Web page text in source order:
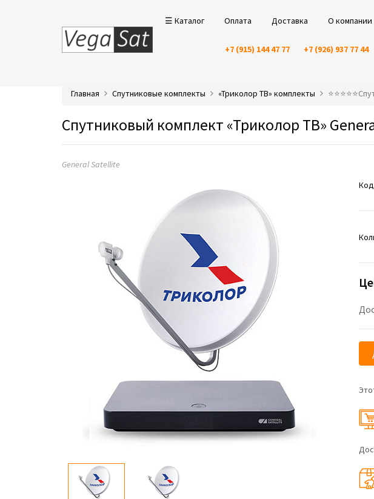
☰ Каталог Оплата Доставка О компании
+7 (915) 144 47 77 +7 (926) 937 77 44
Главная Спутниковые комплекты «Триколор ТВ» комплекты
Спутниковый комплект «Триколор ТВ»
General Satellite